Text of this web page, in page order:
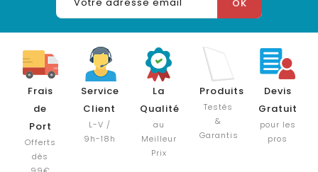
Frais
de
Port
Offerts
dès
Service
Client
L-V /
9h-18h
La
Qualité
au
Meilleur
Prix
Produits
Testés
&
Garantis
Devis
Gratuit
pour les
pros